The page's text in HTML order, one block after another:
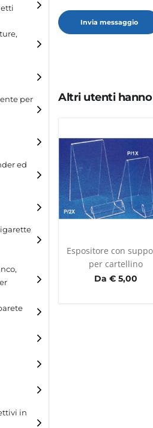
e
per
ed
da
in
Altri utenti
Espositore con
per cartellino
Da € 5,00